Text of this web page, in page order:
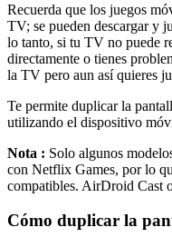
Recuerda que los juegos
TV; se pueden descargar y
lo tanto, si tu TV no puede
directamente o tienes
la TV pero aun así quieres
Te permite duplicar la
utilizando el dispositivo
Nota : Solo algunos
con Netflix Games, por lo
compatibles. AirDroid Cast
Cómo duplicar la